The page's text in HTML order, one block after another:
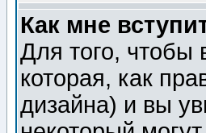
Как мне
Для того, чтобы
которая, как
дизайна) и вы